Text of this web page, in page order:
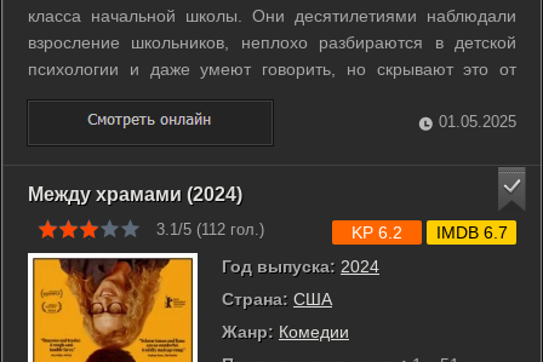
класса начальной школы. Они десятилетиями наблюдали
взросление школьников, неплохо разбираются в детской
психологии и даже умеют говорить, но скрывают это от
людей. Однажды Лео слышит, что ящерицы его вида живут
до 75 лет, а когда вычисляет, что ему уже 74, то в ужасе
осознаёт, что жизнь прошла, а ...
01.05.2025
Между храмами (2024)
3.1/5 (112 гол.)
Год выпуска: 2024
Страна: США
Жанр: Комедии
KP 6.2 IMDB 6.7